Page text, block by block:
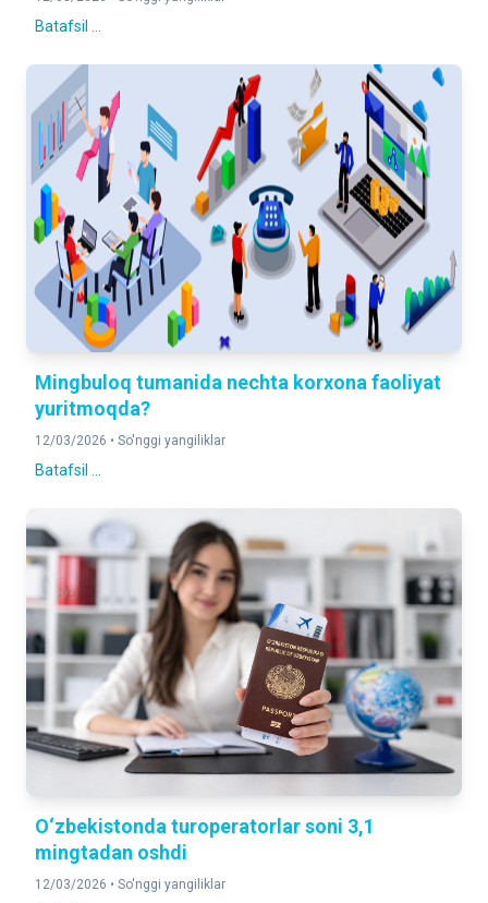
Batafsil ...
Mingbuloq tumanida nechta korxona faoliyat
yuritmoqda?
12/03/2026 • So'nggi yangiliklar
Batafsil ...
O‘zbekistonda turoperatorlar soni 3,1
mingtadan oshdi
12/03/2026 • So'nggi yangiliklar